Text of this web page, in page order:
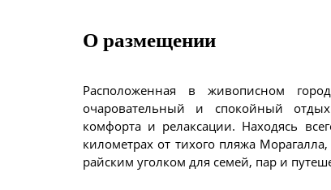
О размещении
Расположенная в живописном
очаровательный и спокойный
комфорта и релаксации. Находясь
километрах от тихого пляжа
райским уголком для семей, пар и